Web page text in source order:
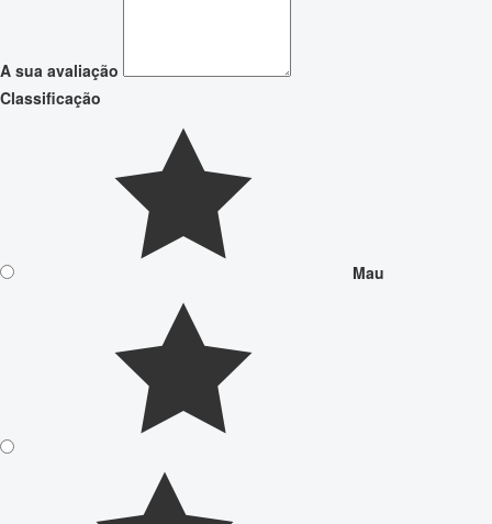
A sua avaliação
Classificação
Mau